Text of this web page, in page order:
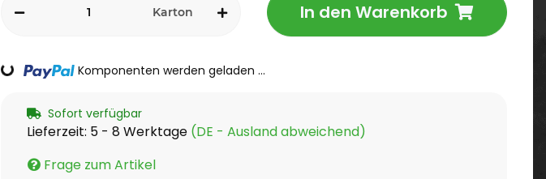
Karton In den Warenkorb
Komponenten werden geladen ...
Sofort verfügbar
Lieferzeit: 5 - 8 Werktage (DE - Ausland abweichend)
Frage zum Artikel